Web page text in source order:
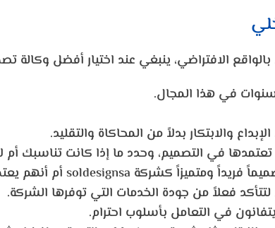
الافتراضي، ينبغي عند اختيار أفضل وكالة
في هذا المجال.
والابتكار بدلاً من المحاكاة والتقليد.
في التصميم، وحدد ما إذا كانت تناسبك أم
فريداً ومتميزاً كشركة soldesignsa أم أنهم
فعلاً من جودة الخدمات التي توفرها الشركة.
في التعامل بأسلوب احترام.